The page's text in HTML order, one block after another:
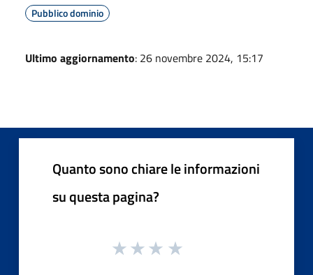
Pubblico dominio
Ultimo aggiornamento: 26 novembre 2024, 15:17
Quanto sono chiare le informazioni
su questa pagina?